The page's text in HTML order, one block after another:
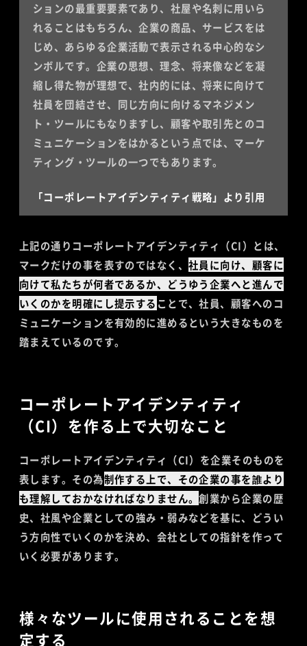
ションの最重要要素であり、社屋や名刺に用いら
れることはもちろん、企業の商品、サービスをは
じめ、あらゆる企業活動で表示される中心的なシ
ンボルです。企業の思想、理念、将来像などを凝
縮し得た物が理想で、社内的には、将来に向けて
社員を団結させ、同じ方向に向けるマネジメン
ト・ツールにもなりますし、顧客や取引先とのコ
ミュニケーションをはかるという点では、マーケ
ティング・ツールの一つでもあります。
「コーポレートアイデンティティ戦略」より引用
上記の通りコーポレートアイデンティティ（CI）とは、
マークだけの事を表すのではなく、社員に向け、顧客に
向けて私たちが何者であるか、どうゆう企業へと進んで
いくのかを明確にし提示する ことで、社員、顧客へのコ
ミュニケーションを有効的に進めるという大きなものを
踏まえているのです。
コーポレートアイデンティティ
（CI）を作る上で大切なこと
コーポレートアイデンティティ（CI）を企業そのものを
表します。その為制作する上で、その企業の事を誰より
も理解しておかなければなりません。創業から企業の歴
史、社風や企業としての強み・弱みなどを基に、どうい
う方向性でいくのかを決め、会社としての指針を作って
いく必要があります。
様々なツールに使用されることを想
定する